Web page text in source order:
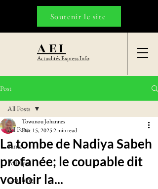
AEI
Actualités Express Info
Soutenir le site
Post
All Posts
Santé
Politique
Coaching
All Posts
La tombe de Nadiya Sabeh
profanée; le coupable dit
vouloir la...
Towanou Johannes
Dec 15, 20252 min read